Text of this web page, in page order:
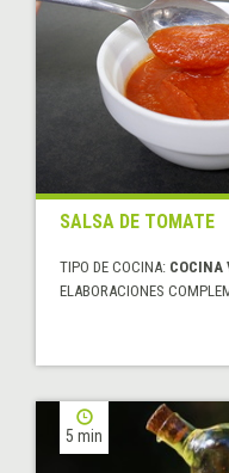
SALSA DE TOMATE
TIPO DE COCINA: COCINA
ELABORACIONES
5 min